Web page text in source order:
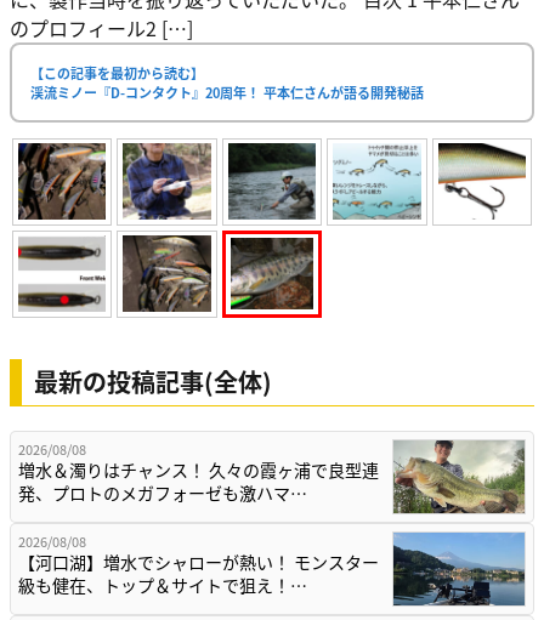
のプロフィール2 […]
【この記事を最初から読む】
渓流ミノー『D-コンタクト』20周年！ 平本仁さんが語る開発秘話
最新の投稿記事(全体)
2026/08/08
増水＆濁りはチャンス！ 久々の霞ヶ浦で良型連
発、プロトのメガフォーゼも激ハマ…
2026/08/08
【河口湖】増水でシャローが熱い！ モンスター
級も健在、トップ＆サイトで狙え！…